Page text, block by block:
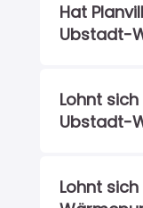
Hat
Ubstadt-
Lohnt
Ubstadt-
Lohnt